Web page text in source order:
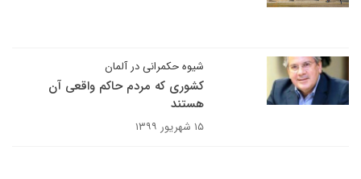
شیوه حکمرانی در آلمان
کشوری که مردم حاکم واقعی آن
هستند
۱۵ شهریور ۱۳۹۹